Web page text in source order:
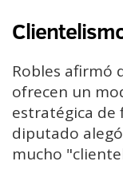
Robles afirmó
ofrecen un
estratégica de
diputado
mucho